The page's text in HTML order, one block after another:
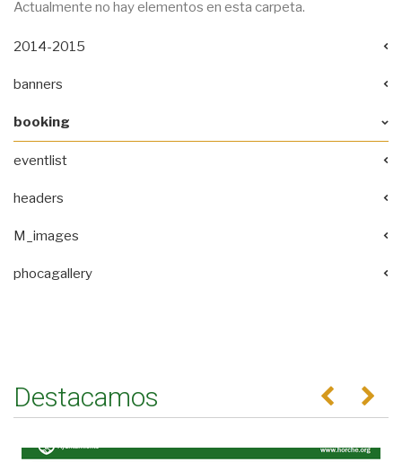
Actualmente no hay elementos en esta carpeta.
2014-2015
banners
booking
eventlist
headers
M_images
phocagallery
Destacamos Anterior